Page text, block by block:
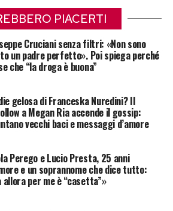
PIACERTI
Cruciani senza filtri: «Non sono
un padre perfetto». Poi spiega perché
che “la droga è buona”
gelosa di Franceska Nuredini? Il
a Megan Ria accende il gossip:
vecchi baci e messaggi d’amore
Perego e Lucio Presta, 25 anni
e un soprannome che dice tutto:
allora per me è “casetta”»